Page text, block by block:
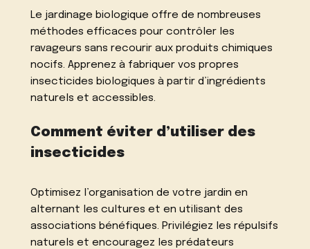
Le jardinage biologique offre de nombreuses
méthodes efficaces pour contrôler les
ravageurs sans recourir aux produits chimiques
nocifs. Apprenez à fabriquer vos propres
insecticides biologiques à partir d’ingrédients
naturels et accessibles.
Comment éviter d’utiliser des
insecticides
Optimisez l’organisation de votre jardin en
alternant les cultures et en utilisant des
associations bénéfiques. Privilégiez les répulsifs
naturels et encouragez les prédateurs